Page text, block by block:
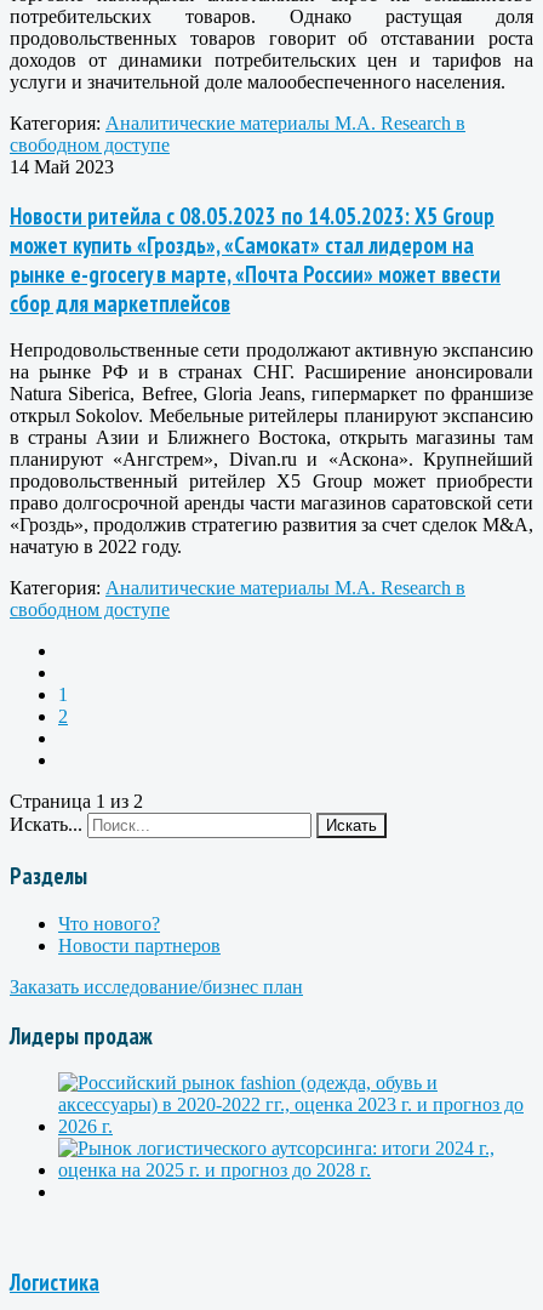
потребительских товаров. Однако растущая доля
продовольственных товаров говорит об отставании роста
доходов от динамики потребительских цен и тарифов на
услуги и значительной доле малообеспеченного населения.
Категория: Аналитические материалы M.A. Research в
свободном доступе
14 Май 2023
Новости ритейла с 08.05.2023 по 14.05.2023: X5 Group
может купить «Гроздь», «Самокат» стал лидером на
рынке e-grocery в марте, «Почта России» может ввести
сбор для маркетплейсов
Непродовольственные сети продолжают активную экспансию
на рынке РФ и в странах СНГ. Расширение анонсировали
Natura Siberica, Befree, Gloria Jeans, гипермаркет по франшизе
открыл Sokolov. Мебельные ритейлеры планируют экспансию
в страны Азии и Ближнего Востока, открыть магазины там
планируют «Ангстрем», Divan.ru и «Аскона». Крупнейший
продовольственный ритейлер X5 Group может приобрести
право долгосрочной аренды части магазинов саратовской сети
«Гроздь», продолжив стратегию развития за счет сделок M&A,
начатую в 2022 году.
Категория: Аналитические материалы M.A. Research в
свободном доступе
1
2
Страница 1 из 2
Искать...
Искать
Разделы
Что нового?
Новости партнеров
Заказать исследование/бизнес план
Лидеры продаж
Логистика